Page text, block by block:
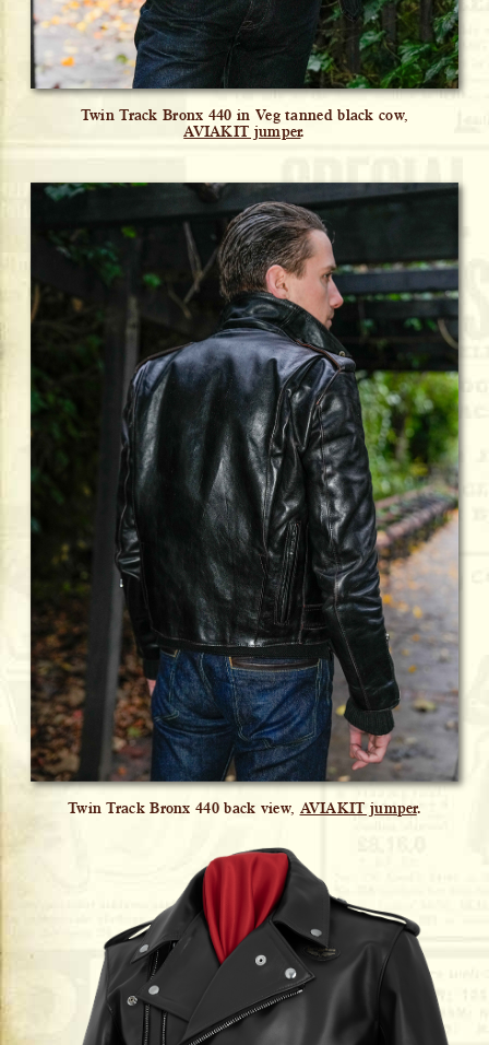
Twin Track Bronx 440 in Veg tanned black cow,
AVIAKIT jumper.
Twin Track Bronx 440 back view, AVIAKIT jumper.